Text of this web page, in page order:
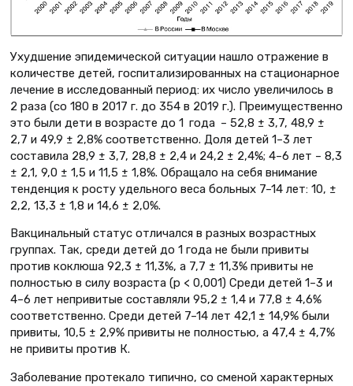
Ухудшение эпидемической ситуации нашло отражение в
количестве детей, госпитализированных на стационарное
лечение в исследованный период: их число увеличилось в
2 раза (со 180 в 2017 г. до 354 в 2019 г.). Преимущественно
это были дети в возрасте до 1 года – 52,8 ± 3,7, 48,9 ±
2,7 и 49,9 ± 2,8% соответственно. Доля детей 1–3 лет
составила 28,9 ± 3,7, 28,8 ± 2,4 и 24,2 ± 2,4%; 4–6 лет – 8,3
± 2,1, 9,0 ± 1,5 и 11,5 ± 1,8%. Обращало на себя внимание
тенденция к росту удельного веса больных 7–14 лет: 10, ±
2,2, 13,3 ± 1,8 и 14,6 ± 2,0%.
Вакцинальный статус отличался в разных возрастных
группах. Так, среди детей до 1 года не были привиты
против коклюша 92,3 ± 11,3%, а 7,7 ± 11,3% привиты не
полностью в силу возраста (p < 0,001) Среди детей 1–3 и
4–6 лет непривитые составляли 95,2 ± 1,4 и 77,8 ± 4,6%
соответственно. Среди детей 7–14 лет 42,1 ± 14,9% были
привиты, 10,5 ± 2,9% привиты не полностью, а 47,4 ± 4,7%
не привиты против К.
Заболевание протекало типично, со сменой характерных